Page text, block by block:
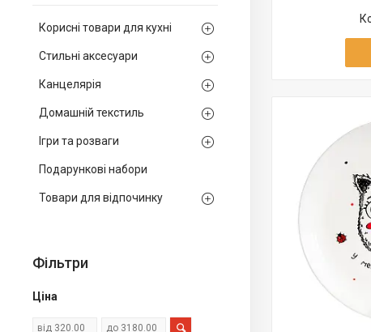
Корисні товари для кухні
Стильні аксесуари
Канцелярія
Домашній текстиль
Ігри та розваги
Подарункові набори
Товари для відпочинку
Фільтри
Ціна